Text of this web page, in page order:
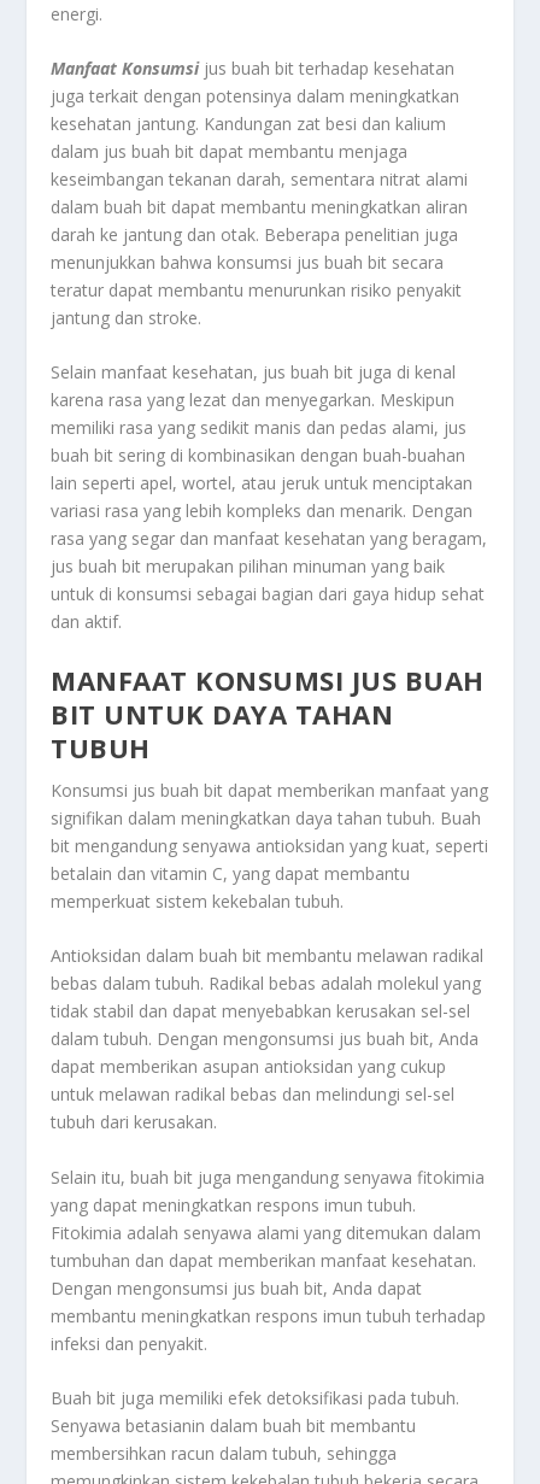
energi.
Manfaat Konsumsijus buah bit terhadap kesehatan
juga terkait dengan potensinya dalam meningkatkan
kesehatan jantung. Kandungan zat besi dan kalium
dalam jus buah bit dapat membantu menjaga
keseimbangan tekanan darah, sementara nitrat alami
dalam buah bit dapat membantu meningkatkan aliran
darah ke jantung dan otak. Beberapa penelitian juga
menunjukkan bahwa konsumsi jus buah bit secara
teratur dapat membantu menurunkan risiko penyakit
jantung dan stroke.
Selain manfaat kesehatan, jus buah bit juga di kenal
karena rasa yang lezat dan menyegarkan. Meskipun
memiliki rasa yang sedikit manis dan pedas alami, jus
buah bit sering di kombinasikan dengan buah-buahan
lain seperti apel, wortel, atau jeruk untuk menciptakan
variasi rasa yang lebih kompleks dan menarik. Dengan
rasa yang segar dan manfaat kesehatan yang beragam,
jus buah bit merupakan pilihan minuman yang baik
untuk di konsumsi sebagai bagian dari gaya hidup sehat
dan aktif.
MANFAAT KONSUMSI JUS BUAH
BIT UNTUK DAYA TAHAN
TUBUH
Konsumsi jus buah bit dapat memberikan manfaat yang
signifikan dalam meningkatkan daya tahan tubuh. Buah
bit mengandung senyawa antioksidan yang kuat, seperti
betalain dan vitamin C, yang dapat membantu
memperkuat sistem kekebalan tubuh.
Antioksidan dalam buah bit membantu melawan radikal
bebas dalam tubuh. Radikal bebas adalah molekul yang
tidak stabil dan dapat menyebabkan kerusakan sel-sel
dalam tubuh. Dengan mengonsumsi jus buah bit, Anda
dapat memberikan asupan antioksidan yang cukup
untuk melawan radikal bebas dan melindungi sel-sel
tubuh dari kerusakan.
Selain itu, buah bit juga mengandung senyawa fitokimia
yang dapat meningkatkan respons imun tubuh.
Fitokimia adalah senyawa alami yang ditemukan dalam
tumbuhan dan dapat memberikan manfaat kesehatan.
Dengan mengonsumsi jus buah bit, Anda dapat
membantu meningkatkan respons imun tubuh terhadap
infeksi dan penyakit.
Buah bit juga memiliki efek detoksifikasi pada tubuh.
Senyawa betasianin dalam buah bit membantu
membersihkan racun dalam tubuh, sehingga